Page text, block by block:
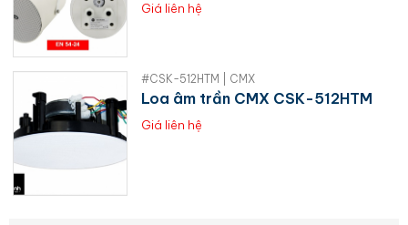
Giá liên hệ
#CSK-512HTM | CMX
Loa âm trần CMX CSK-512HTM
Giá liên hệ